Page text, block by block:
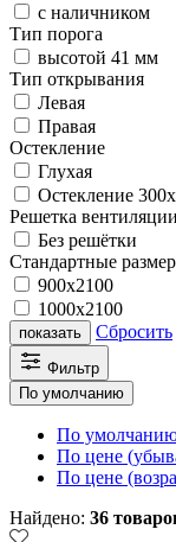
с наличником
Тип порога
высотой 41 мм
Тип открывания
Левая
Правая
Остекление
Глухая
Остекление
Решетка вентиляции
Без решётки
Стандартные
900х2100
1000х2100
показать Сбросить
Фильтр
По умолчанию
По
По цене
По цене
Найдено: 36